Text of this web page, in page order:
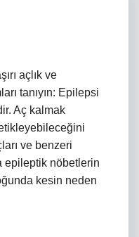
açlık ve
tanıyın: Epilepsi
Aç kalmak
ve benzeri
epileptik nöbetlerin
kesin neden